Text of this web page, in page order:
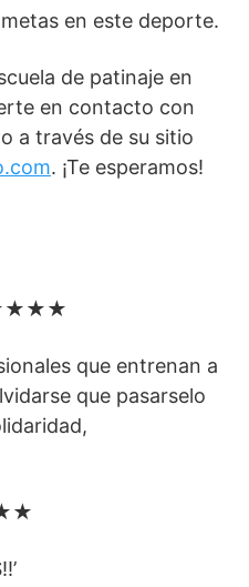
en este deporte.
de patinaje en
en contacto con
a través de su sitio
. ¡Te esperamos!
que entrenan a
que pasarselo